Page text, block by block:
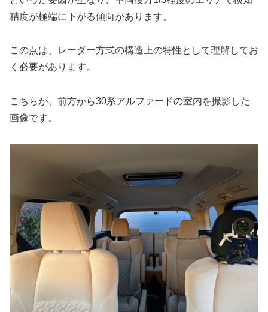
精度が極端に下がる傾向があります。
この点は、レーダー方式の構造上の特性として理解してお
く必要があります。
こちらが、前方から30系アルファードの室内を撮影した
画像です。